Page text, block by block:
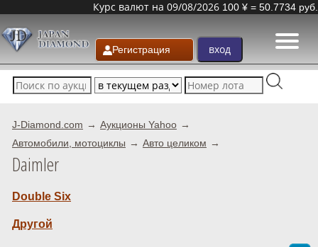
Курс валют на 09/08/2026 100 ¥ = 50.7734 руб.
Регистрация
J-Diamond.com
Аукционы Yahoo
Автомобили, мотоциклы
Авто целиком
Daimler
Double Six
Другой